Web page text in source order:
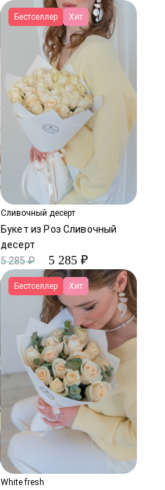
Бестселлер Хит
Сливочный десерт
Букет из Роз Сливочный
десерт
5 285 ₽
5 285 ₽
Бестселлер Хит
White fresh